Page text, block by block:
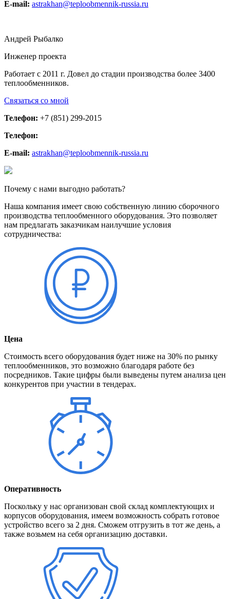
E-mail: astrakhan@teploobmennik-russia.ru
Андрей Рыбалко
Инженер проекта
Работает с 2011 г. Довел до стадии производства более 3400
теплообменников.
Связаться со мной
Телефон: +7 (851) 299-2015
Телефон:
E-mail: astrakhan@teploobmennik-russia.ru
Почему с нами выгодно работать?
Наша компания имеет свою собственную линию сборочного
производства теплообменного оборудования. Это позволяет
нам предлагать заказчикам наилучшие условия
сотрудничества:
Цена
Стоимость всего оборудования будет ниже на 30% по рынку
теплообменников, это возможно благодаря работе без
посредников. Такие цифры были выведены путем анализа цен
конкурентов при участии в тендерах.
Оперативность
Поскольку у нас организован свой склад комплектующих и
корпусов оборудования, имеем возможность собрать готовое
устройство всего за 2 дня. Сможем отгрузить в тот же день, а
также возьмем на себя организацию доставки.